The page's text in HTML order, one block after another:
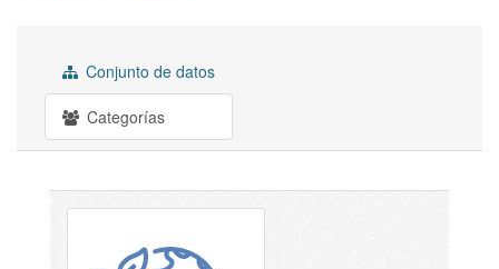
Conjunto de datos
Categorías